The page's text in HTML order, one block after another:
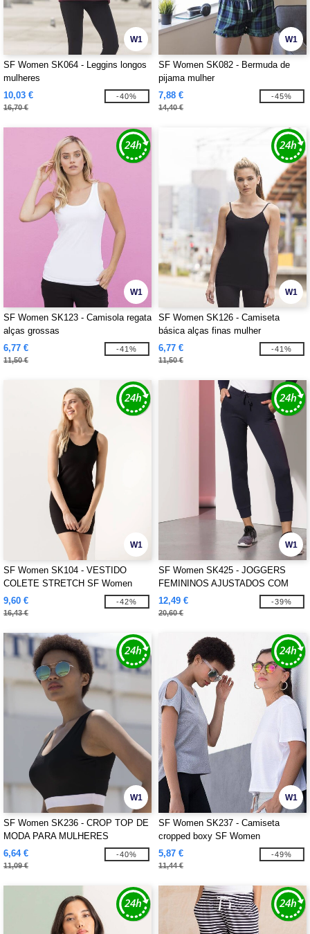
W1
SF Women SK064 - Leggins longos
mulheres
10,03 €
16,70 €
-40%
W1
SF Women SK082 - Bermuda de
pijama mulher
7,88 €
14,40 €
-45%
W1
SF Women SK123 - Camisola regata
alças grossas
6,77 €
11,50 €
-41%
W1
SF Women SK126 - Camiseta
básica alças finas mulher
6,77 €
11,50 €
-41%
W1
SF Women SK104 - VESTIDO
COLETE STRETCH SF Women
9,60 €
16,43 €
-42%
W1
SF Women SK425 - JOGGERS
FEMININOS AJUSTADOS COM
PUNHO
12,49 €
20,60 €
-39%
W1
SF Women SK236 - CROP TOP DE
MODA PARA MULHERES
6,64 €
11,09 €
-40%
W1
SF Women SK237 - Camiseta
cropped boxy SF Women
5,87 €
11,44 €
-49%